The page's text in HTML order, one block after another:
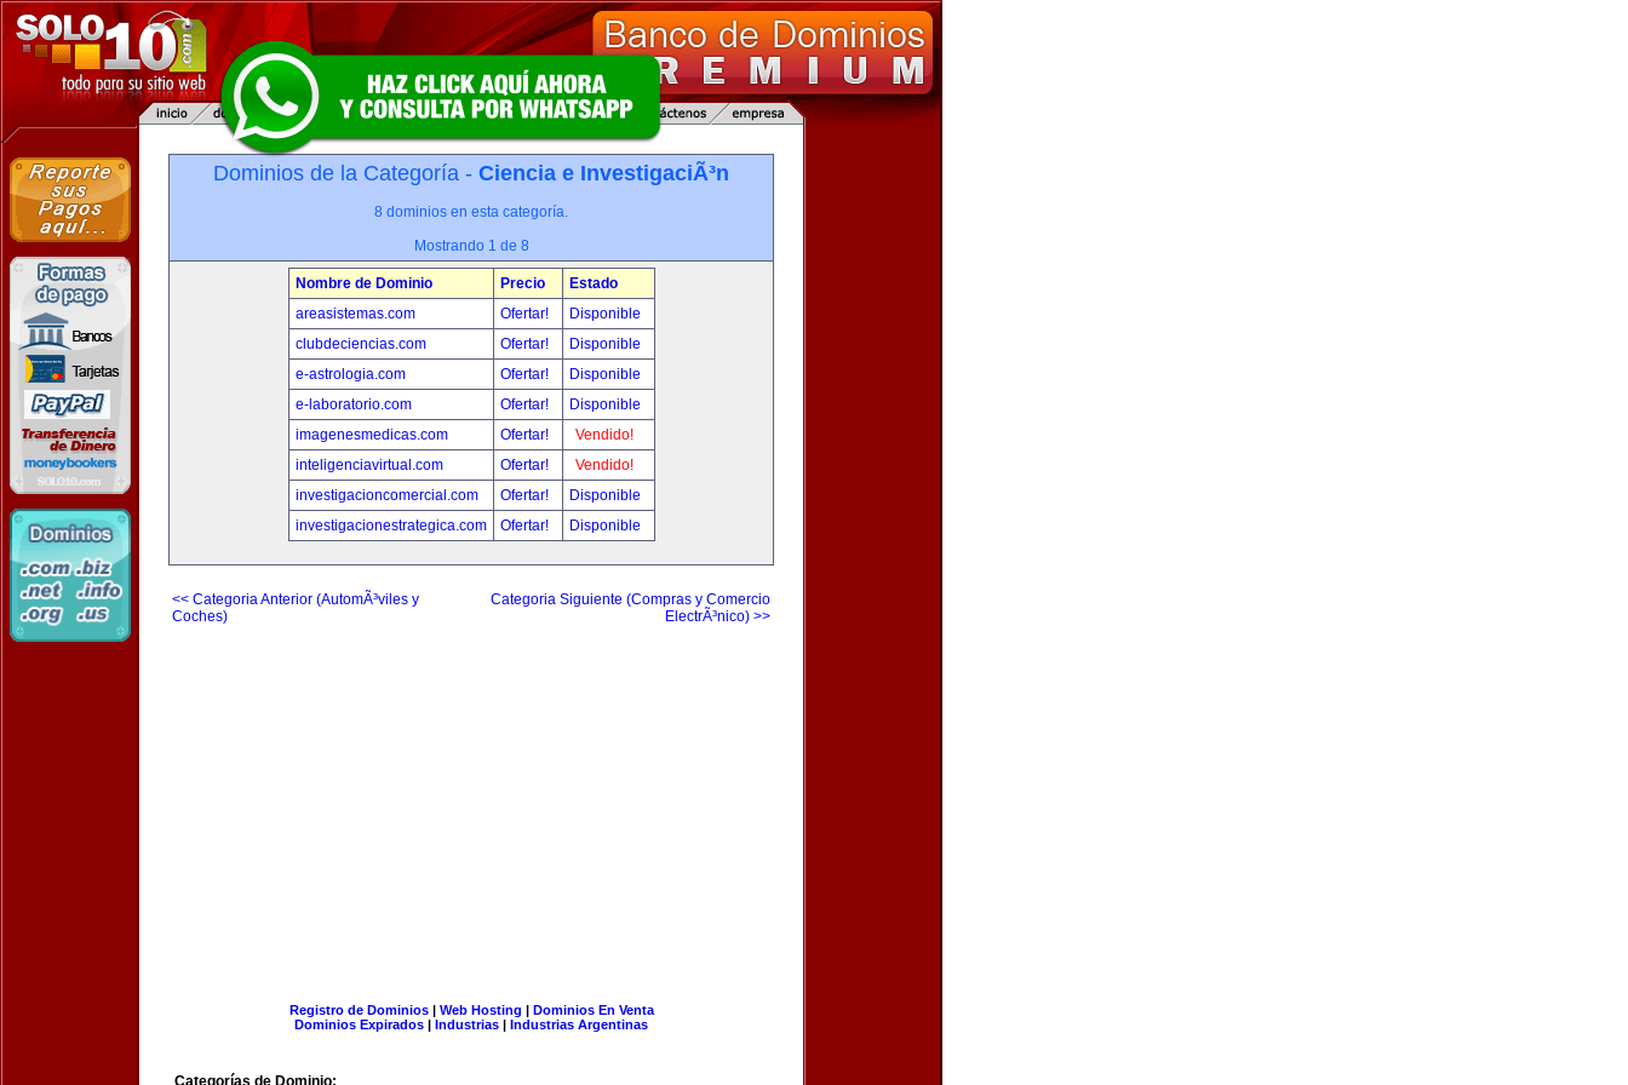
Dominios de la Categoría - Ciencia e InvestigaciÃ³n
8 dominios en esta categoría.
Mostrando 1 de 8
Nombre de Dominio Precio
Estado
areasistemas.com
Ofertar!
Disponible
clubdeciencias.com
Ofertar!
Disponible
e-astrologia.com
Ofertar!
Disponible
e-laboratorio.com
Ofertar!
Disponible
imagenesmedicas.com
Ofertar!
Vendido!
inteligenciavirtual.com
Ofertar!
Vendido!
investigacioncomercial.com
Ofertar!
Disponible
investigacionestrategica.com
Ofertar! Disponible
<< Categoria Anterior (AutomÃ³viles y
Coches)
Categoria Siguiente (Compras y Comercio
ElectrÃ³nico) >>
Registro de Dominios| Web Hosting | Dominios En Venta
Dominios Expirados | Industrias | Industrias Argentinas
Categorías de Dominio: